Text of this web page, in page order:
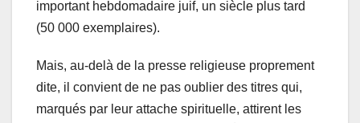
important hebdomadaire juif, un siècle plus tard
(50 000 exemplaires).
Mais, au-delà de la presse religieuse proprement
dite, il convient de ne pas oublier des titres qui,
marqués par leur attache spirituelle, attirent les